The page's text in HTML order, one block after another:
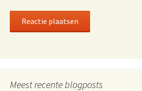
Meest recente blogposts